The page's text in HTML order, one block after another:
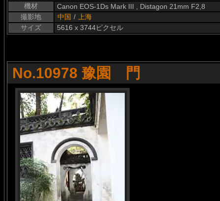
機材
Canon EOS-1Ds Mark III , Distagon 21mm F2,8
撮影地
中国 /
上海
サイズ
5616 x 3744ピクセル
No.10978 豫園 門